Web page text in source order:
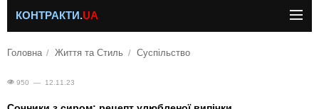
КОНТРАКТИ.UA
Головна Життя та Стиль Суспільство
950 — 12.11.23